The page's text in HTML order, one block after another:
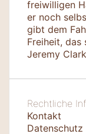
freiwilligen
er noch
gibt dem
Freiheit,
Jeremy
Rechtliche
Kontakt
Datenschutz